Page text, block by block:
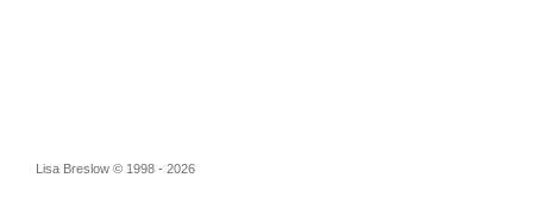
Lisa Breslow © 1998 - 2026